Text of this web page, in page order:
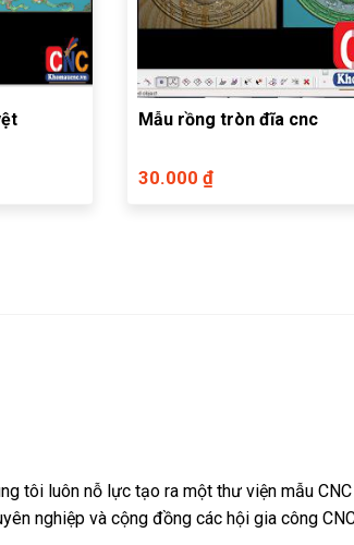
Mẫu rồng tròn đĩa cnc
30.000 ₫
tôi luôn nỗ lực tạo ra một thư viện mẫu
nghiệp và cộng đồng các hội gia công